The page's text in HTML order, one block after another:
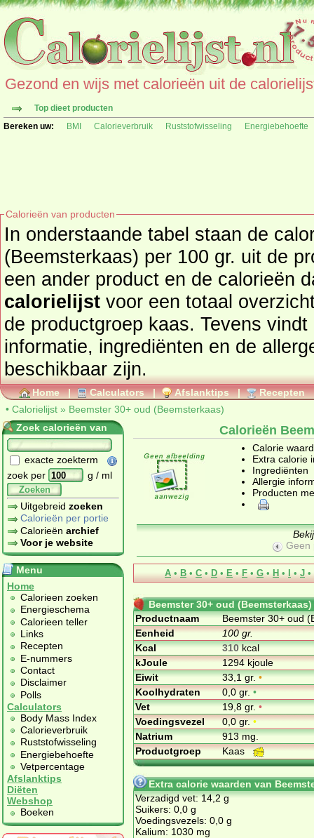
Gezond en wijs met calorieën uit de
Top dieet producten
Bereken uw:
BMI Calorieverbruik Ruststofwisseling Energiebehoefte
Calorieën van producten
In onderstaande tabel staan de
(Beemsterkaas) per 100 gr. uit de
een ander product en de calorieën
calorielijst voor een totaal overzicht of bekijk alle producten
de productgroep kaas. Tevens vindt u ook de uitgebreide calorie
informatie, ingrediënten en de
beschikbaar zijn.
Home | Calculators | Afslanktips | Recepten
• Calorielijst » Beemster 30+ oud (Beemsterkaas)
Zoek calorieën van
exacte zoekterm
zoek per
g / ml
Zoeken
Uitgebreid zoeken
Calorieën per portie
Calorieën archief
Voor je website
Menu
Home
Calorieen zoeken
Energieschema
Calorieen teller
Links
Recepten
E-nummers
Contact
Disclaimer
Polls
Calculators
Body Mass Index
Calorieverbruik
Ruststofwisseling
Energiebehoefte
Vetpercentage
Afslanktips
Diëten
Webshop
Boeken
Calorieën
Calorie
Extra calorie
Ingrediënten
Allergie
Producten
Geen
A • B • C • D • E • F • G • H • I • J •
Beemster 30+ oud (Beemsterkaas)
Productnaam
Beemster 30+ oud
Eenheid
100 gr.
Kcal
310kcal
kJoule
1294 kjoule
Eiwit
33,1 gr.•
Koolhydraten
0,0 gr.•
Vet
19,8 gr.•
Voedingsvezel
0,0 gr.•
Natrium
913 mg.
Productgroep
Kaas
Extra calorie waarden van
Verzadigd vet: 14,2 g
Suikers: 0,0 g
Voedingsvezels: 0,0 g
Kalium: 1030 mg